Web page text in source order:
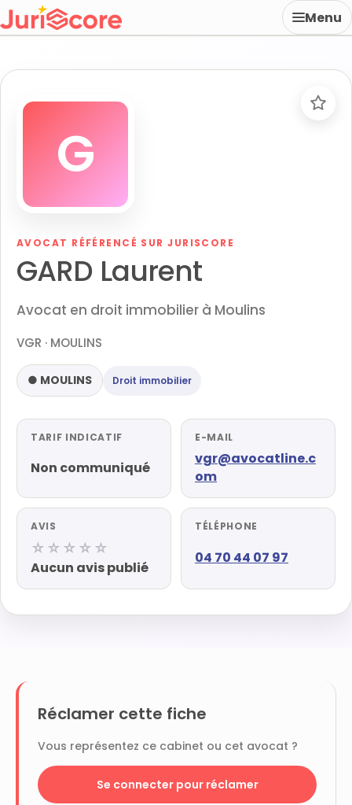
Menu
G
AVOCAT RÉFÉRENCÉ SUR JURISCORE
GARD Laurent
Avocat en droit immobilier à Moulins
VGR · MOULINS
● MOULINS Droit immobilier
TARIF INDICATIF
Non communiqué
E-MAIL
vgr@avocatline.c
om
AVIS
☆☆☆☆☆
Aucun avis publié
TÉLÉPHONE
04 70 44 07 97
Réclamer cette fiche
Vous représentez ce cabinet ou cet avocat ?
Se connecter pour réclamer